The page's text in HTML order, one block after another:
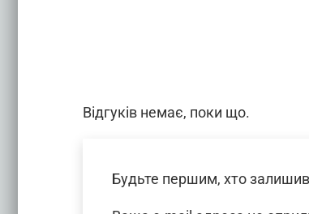
Відгуків немає, поки що.
Будьте першим, хто